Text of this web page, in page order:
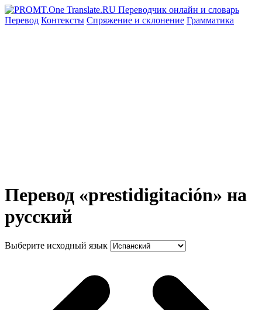
Перевод Контексты Спряжение и склонение Грамматика
Перевод «prestidigitación» на
русский
Выберите исходный язык